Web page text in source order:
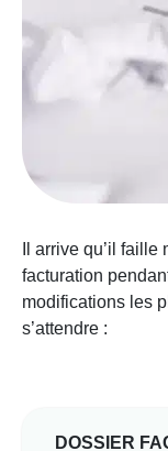
Il arrive qu’il
facturation
modifications les
s’attendre :
DOSSIER